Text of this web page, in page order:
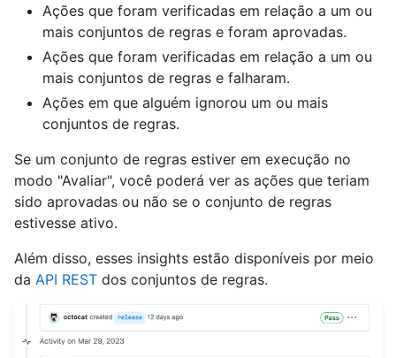
Ações que foram verificadas em relação a um ou
mais conjuntos de regras e foram aprovadas.
Ações que foram verificadas em relação a um ou
mais conjuntos de regras e falharam.
Ações em que alguém ignorou um ou mais
conjuntos de regras.
Se um conjunto de regras estiver em execução no
modo "Avaliar", você poderá ver as ações que teriam
sido aprovadas ou não se o conjunto de regras
estivesse ativo.
Além disso, esses insights estão disponíveis por meio
da API REST dos conjuntos de regras.